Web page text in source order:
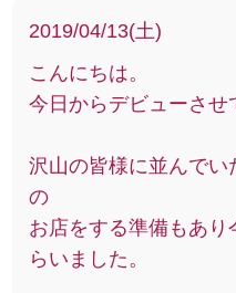
2019/04/13(土)
こんにちは。
今日からデビューさせ
沢山の皆様に並んで
の
お店をする準備もあり
らいました。